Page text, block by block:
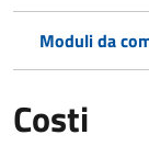
Moduli da
Costi